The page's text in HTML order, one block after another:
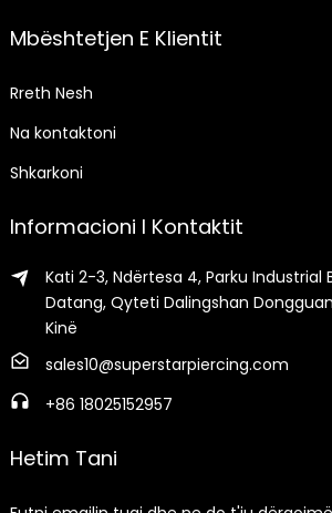
Mbështetjen E Klientit
Rreth Nesh
Na kontaktoni
Shkarkoni
Informacioni I Kontaktit
Kati 2-3, Ndërtesa 4, Parku Industrial
Datang, Qyteti Dalingshan
Kinë
sales10@superstarpiercing.com
+86 18025152957
Hetim Tani